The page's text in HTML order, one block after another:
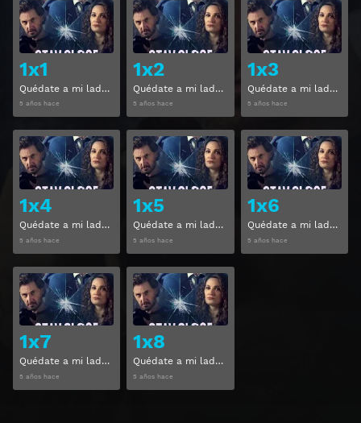
1x1
Quédate a mi lado Temporada 1 Capitulo 1
5 años hace
Ver
1x2
Quédate a mi lado Temporada 1 Capitulo 2
5 años hace
Ver
1x3
Quédate a mi lado Temporada 1 Capitulo 3
5 años hace
1x4
Quédate a mi lado Temporada 1 Capitulo 4
5 años hace
Ver
1x5
Quédate a mi lado Temporada 1 Capitulo 5
5 años hace
Ver
1x6
Quédate a mi lado Temporada 1 Capitulo 6
5 años hace
1x7
Quédate a mi lado Temporada 1 Capitulo 7
5 años hace
Ver
1x8
Quédate a mi lado Temporada 1 Capitulo 8
5 años hace